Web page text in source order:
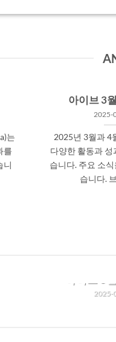
는
를
니
아이브 3
2025-
2025년 3월과 4
다양한 활동과 성
습니다. 주요 소
습니다.​
2025-
는 다양한 활동